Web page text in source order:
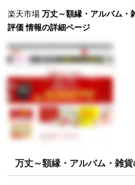
楽天市場 万丈～額縁・アルバム・
評価 情報の詳細ページ
万丈～額縁・アルバム・雑